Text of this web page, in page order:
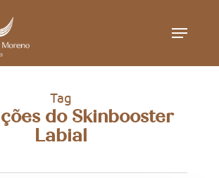
Menu
Tag
do Skinbooster
Labial